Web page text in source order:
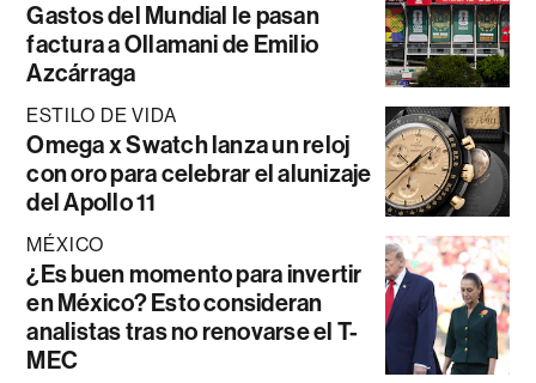
Gastos del Mundial le pasan
factura a Ollamani de Emilio
Azcárraga
ESTILO DE VIDA
Omega x Swatch lanza un reloj
con oro para celebrar el alunizaje
del Apollo 11
MÉXICO
¿Es buen momento para invertir
en México? Esto consideran
analistas tras no renovarse el T-
MEC